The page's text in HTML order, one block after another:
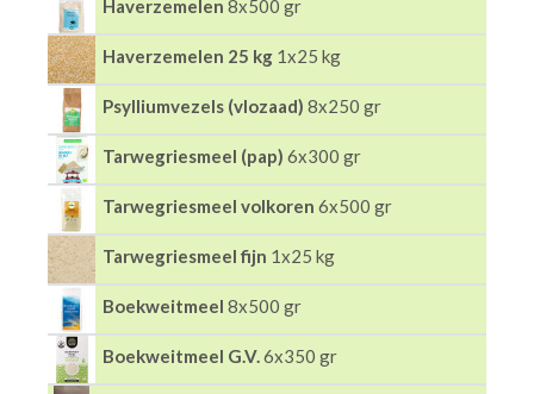
Haverzemelen 8x500 gr
Haverzemelen 25 kg 1x25 kg
Psylliumvezels (vlozaad) 8x250 gr
Tarwegriesmeel (pap) 6x300 gr
Tarwegriesmeel volkoren 6x500 gr
Tarwegriesmeel fijn 1x25 kg
Boekweitmeel 8x500 gr
Boekweitmeel G.V.6x350 gr